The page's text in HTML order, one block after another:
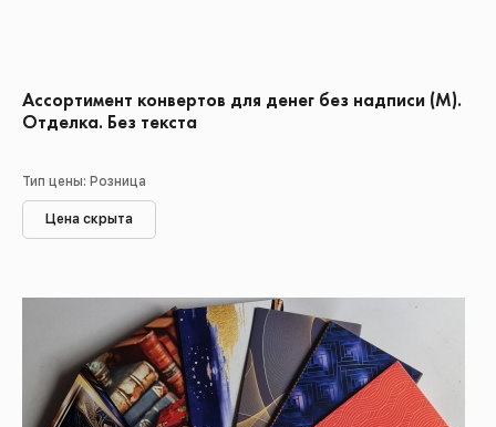
Ассортимент конвертов для денег без надписи (М).
Отделка. Без текста
Тип цены: Розница
Цена скрыта